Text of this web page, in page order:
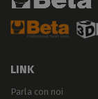
LINK
Parla con noi